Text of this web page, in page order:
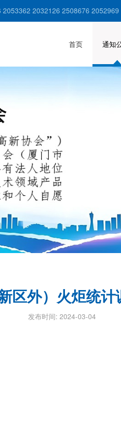
2032126 2508676 2052969
首页 通知
区外）火炬统
发布时间: 2024-03-04